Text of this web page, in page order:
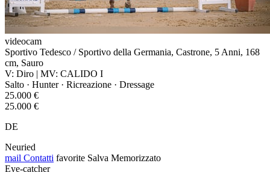
videocam
Sportivo Tedesco / Sportivo della Germania, Castrone, 5 Anni, 168
cm, Sauro
V: Diro | MV: CALIDO I
Salto · Hunter · Ricreazione · Dressage
25.000 €
25.000 €
DE
Neuried
mail Contatti favorite Salva Memorizzato
Eye-catcher